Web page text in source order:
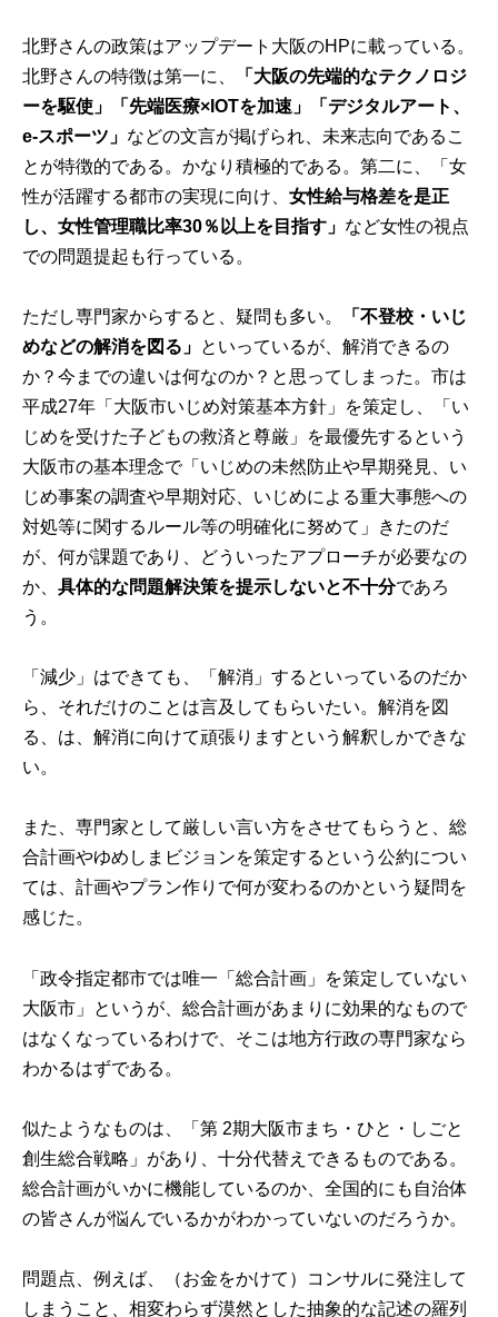
北野さんの政策はアップデート大阪のHPに載っている。
北野さんの特徴は第一に、
「大阪の先端的なテクノロジ
ーを駆使」「先端医療×IOTを加速」「デジタルアート、
e-スポーツ」 などの文言が掲げられ、未来志向であるこ
とが特徴的である。かなり積極的である。第二に、「女
性が活躍する都市の実現に向け、女性給与格差を是正
し、女性管理職比率30％以上を目指す」 など女性の視点
での問題提起も行っている。
ただし専門家からすると、疑問も多い。
「不登校・いじ
めなどの解消を図る」 といっているが、解消できるの
か？今までの違いは何なのか？と思ってしまった。市は
平成27年「大阪市いじめ対策基本方針」を策定し、「い
じめを受けた子どもの救済と尊厳」を最優先するという
大阪市の基本理念で「いじめの未然防止や早期発見、い
じめ事案の調査や早期対応、いじめによる重大事態への
対処等に関するルール等の明確化に努めて」
きたのだ
が、何が課題であり、どういったアプローチが必要なの
か、具体的な問題解決策を提示しないと不十分であろ
う。
「減少」はできても、「解消」するといっているのだか
ら、それだけのことは言及してもらいたい。解消を図
る、は、解消に向けて頑張りますという解釈しかできな
い。
また、専門家として厳しい言い方をさせてもらうと、総
合計画やゆめしまビジョンを策定するという公約につい
ては、計画やプラン作りで何が変わるのかという疑問を
感じた。
「政令指定都市では唯一「総合計画」を策定していない
大阪市」というが、総合計画があまりに効果的なもので
はなくなっているわけで、そこは地方行政の専門家なら
わかるはずである。
似たようなものは、「第 2期大阪市まち・ひと・しごと
創生総合戦略」があり、十分代替えできるものである。
総合計画がいかに機能しているのか、全国的にも自治体
の皆さんが悩んでいるかがわかっていないのだろうか。
問題点、例えば、（お金をかけて）コンサルに発注して
しまうこと、相変わらず漠然とした抽象的な記述の羅列